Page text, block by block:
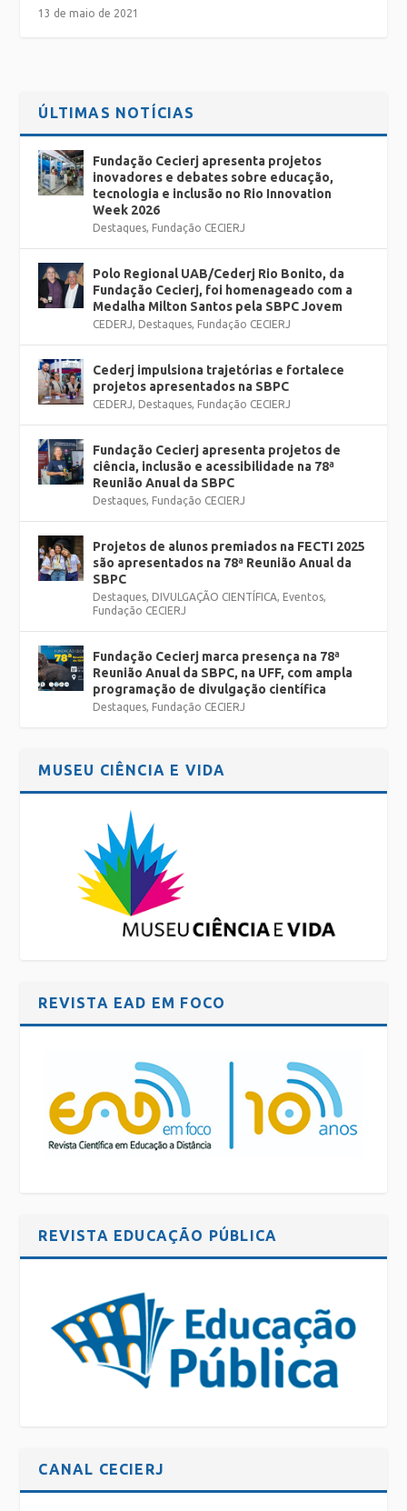
13 de maio de 2021
ÚLTIMAS NOTÍCIAS
Fundação Cecierj apresenta projetos
inovadores e debates sobre educação,
tecnologia e inclusão no Rio Innovation
Week 2026
Destaques, Fundação CECIERJ
Polo Regional UAB/Cederj Rio Bonito, da
Fundação Cecierj, foi homenageado com a
Medalha Milton Santos pela SBPC Jovem
CEDERJ, Destaques, Fundação CECIERJ
Cederj impulsiona trajetórias e fortalece
projetos apresentados na SBPC
CEDERJ, Destaques, Fundação CECIERJ
Fundação Cecierj apresenta projetos de
ciência, inclusão e acessibilidade na 78ª
Reunião Anual da SBPC
Destaques, Fundação CECIERJ
Projetos de alunos premiados na FECTI 2025
são apresentados na 78ª Reunião Anual da
SBPC
Destaques, DIVULGAÇÃO CIENTÍFICA, Eventos,
Fundação CECIERJ
Fundação Cecierj marca presença na 78ª
Reunião Anual da SBPC, na UFF, com ampla
programação de divulgação científica
Destaques, Fundação CECIERJ
MUSEU CIÊNCIA E VIDA
REVISTA EAD EM FOCO
REVISTA EDUCAÇÃO PÚBLICA
CANAL CECIERJ